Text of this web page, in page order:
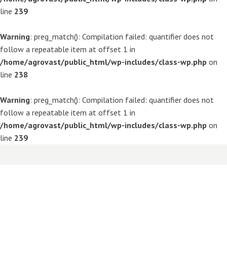
line 239
Warning: preg_match(): Compilation failed: quantifier does not
follow a repeatable item at offset 1 in
/home/agrovast/public_html/wp-includes/class-wp.php on
line 238
Warning: preg_match(): Compilation failed: quantifier does not
follow a repeatable item at offset 1 in
/home/agrovast/public_html/wp-includes/class-wp.php on
line 239